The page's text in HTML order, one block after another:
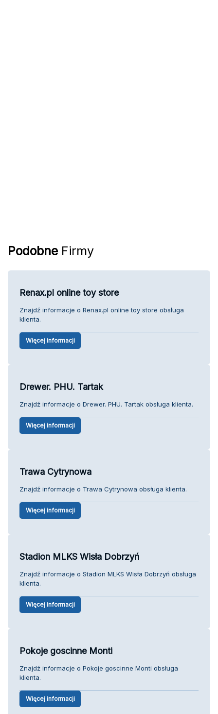
Podobne Firmy
Renax.pl online toy store
Znajdź informacje o Renax.pl online toy store obsługa
klienta.
Więcej informacji
Drewer. PHU. Tartak
Znajdź informacje o Drewer. PHU. Tartak obsługa klienta.
Więcej informacji
Trawa Cytrynowa
Znajdź informacje o Trawa Cytrynowa obsługa klienta.
Więcej informacji
Stadion MLKS Wisła Dobrzyń
Znajdź informacje o Stadion MLKS Wisła Dobrzyń obsługa
klienta.
Więcej informacji
Pokoje goscinne Monti
Znajdź informacje o Pokoje goscinne Monti obsługa
klienta.
Więcej informacji